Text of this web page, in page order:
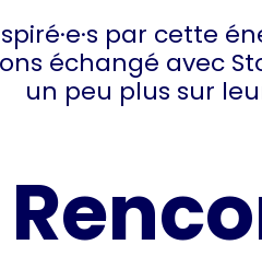
par cette
échangé avec
un peu plus sur